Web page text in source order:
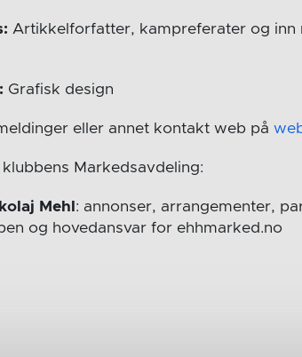
Artikkelforfatter, kampreferater og inn
Grafisk design
eller annet kontakt web på
Markedsavdeling:
Mehl : annonser, arrangementer,
og hovedansvar for ehhmarked.no